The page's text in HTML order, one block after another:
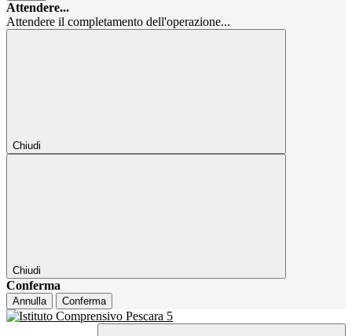
Attendere...
Attendere il completamento dell'operazione...
Chiudi
Chiudi
Conferma
Annulla Conferma